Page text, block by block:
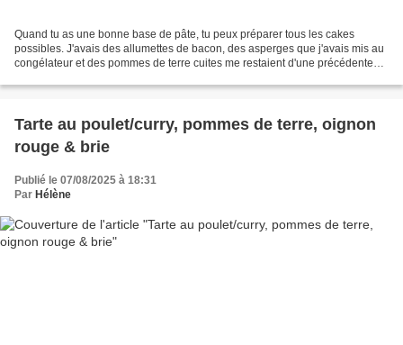
Quand tu as une bonne base de pâte, tu peux préparer tous les cakes
possibles. J'avais des allumettes de bacon, des asperges que j'avais mis au
congélateur et des pommes de terre cuites me restaient d'une précédente
Tarte au poulet/curry, pommes de terre, oignon
rouge & brie
Publié le 07/08/2025 à 18:31
Par Hélène